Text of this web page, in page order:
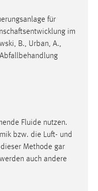
für
im
B., Urban, A.,
Fluide nutzen.
bzw. die Luft- und
Methode gar
auch andere